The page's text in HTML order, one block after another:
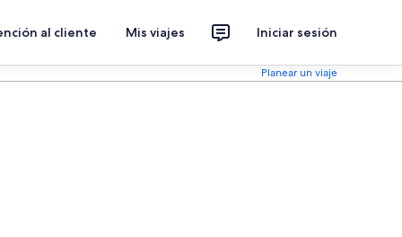
al cliente Mis viajes Iniciar sesión
Planear un viaje